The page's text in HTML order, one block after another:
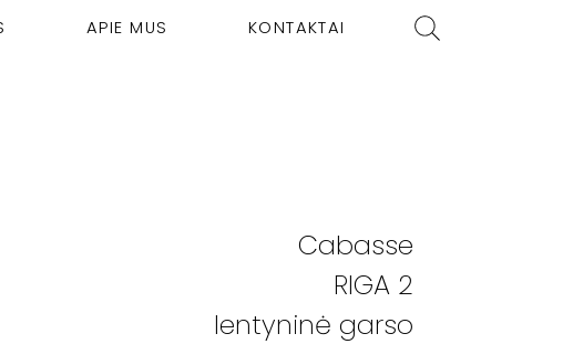
APIE MUS KONTAKTAI
Cabasse
RIGA 2
lentyninė garso